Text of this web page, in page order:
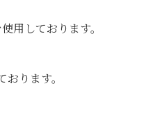
用しております。
ります。